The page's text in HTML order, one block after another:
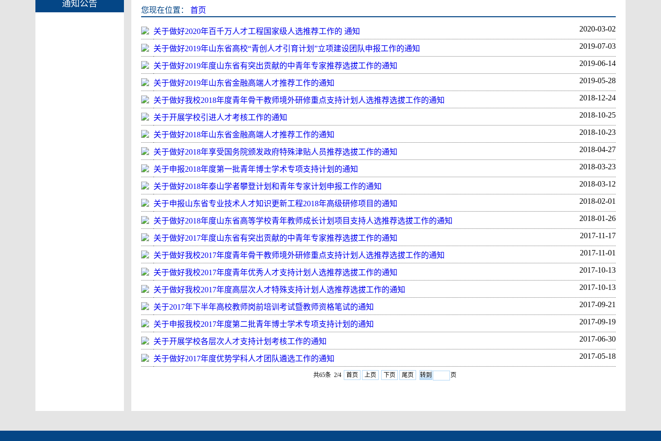
通知公告
您现在位置： 首页
关于做好2020年百千万人才工程国家级人选推荐工作的 通知 2020-03-02
关于做好2019年山东省高校“青创人才引育计划”立项建设团队申报工作的通知 2019-07-03
关于做好2019年度山东省有突出贡献的中青年专家推荐选拔工作的通知 2019-06-14
关于做好2019年山东省金融高端人才推荐工作的通知 2019-05-28
关于做好我校2018年度青年骨干教师境外研修重点支持计划人选推荐选拔工作的通知 2018-12-24
关于开展学校引进人才考核工作的通知 2018-10-25
关于做好2018年山东省金融高端人才推荐工作的通知 2018-10-23
关于做好2018年享受国务院颁发政府特殊津贴人员推荐选拔工作的通知 2018-04-27
关于申报2018年度第一批青年博士学术专项支持计划的通知 2018-03-23
关于做好2018年泰山学者攀登计划和青年专家计划申报工作的通知 2018-03-12
关于申报山东省专业技术人才知识更新工程2018年高级研修项目的通知 2018-02-01
关于做好2018年度山东省高等学校青年教师成长计划项目支持人选推荐选拔工作的通知 2018-01-26
关于做好2017年度山东省有突出贡献的中青年专家推荐选拔工作的通知 2017-11-17
关于做好我校2017年度青年骨干教师境外研修重点支持计划人选推荐选拔工作的通知 2017-11-01
关于做好我校2017年度青年优秀人才支持计划人选推荐选拔工作的通知 2017-10-13
关于做好我校2017年度高层次人才特殊支持计划人选推荐选拔工作的通知 2017-10-13
关于2017年下半年高校教师岗前培训考试暨教师资格笔试的通知 2017-09-21
关于申报我校2017年度第二批青年博士学术专项支持计划的通知 2017-09-19
关于开展学校各层次人才支持计划考核工作的通知 2017-06-30
关于做好2017年度优势学科人才团队遴选工作的通知 2017-05-18
共65条 2/4 首页 上页 下页 尾页 页